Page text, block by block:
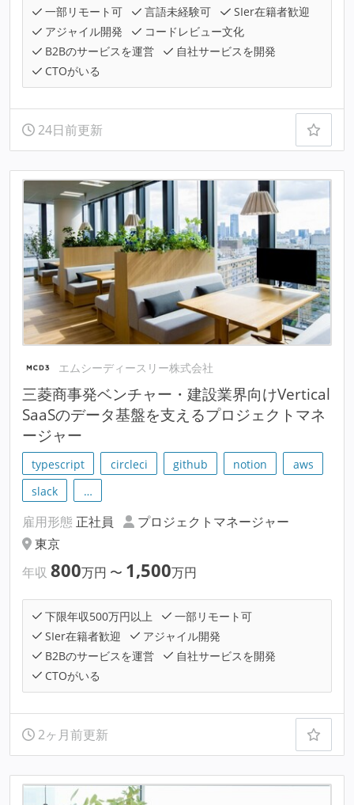
一部リモート可
言語未経験可
SIer在籍者歓迎
アジャイル開発
コードレビュー文化
B2Bのサービスを運営
自社サービスを開発
CTOがいる
24日前更新
エムシーディースリー株式会社
三菱商事発ベンチャー・建設業界向けVertical
SaaSのデータ基盤を支えるプロジェクトマネ
ージャー
typescript circleci github notion
aws
slack
…
雇用形態 正社員
プロジェクトマネージャー
東京
年収 800万円 〜 1,500万円
下限年収500万円以上
一部リモート可
SIer在籍者歓迎
アジャイル開発
B2Bのサービスを運営
自社サービスを開発
CTOがいる
2ヶ月前更新